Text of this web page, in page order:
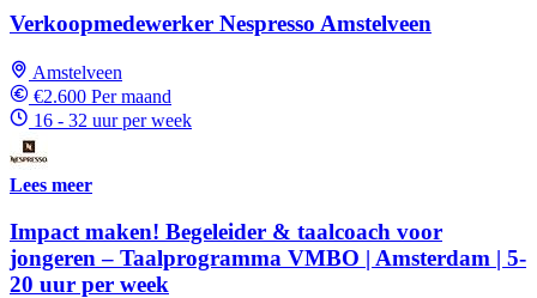
Verkoopmedewerker Nespresso Amstelveen
Amstelveen
€2.600 Per maand
16 - 32 uur per week
Lees meer
Impact maken! Begeleider & taalcoach voor
jongeren – Taalprogramma VMBO | Amsterdam | 5-
20 uur per week